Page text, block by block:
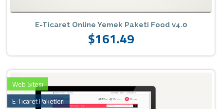
E-Ticaret Online Yemek Paketi Food v4.0
$161.49
Web Sitesi
E-Ticaret Paketleri